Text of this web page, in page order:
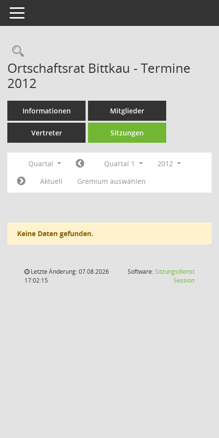
Toggle navigation
Rechercheauswahl
Ortschaftsrat Bittkau - Termine
2012
Informationen Mitglieder
Vertreter Sitzungen
Quartal Quartal 1
2012
Aktuell
Gremium auswählen
Keine Daten gefunden.
Letzte Änderung: 07.08.2026
17:02:15
Software:Sitzungsdienst
Session(Wird in